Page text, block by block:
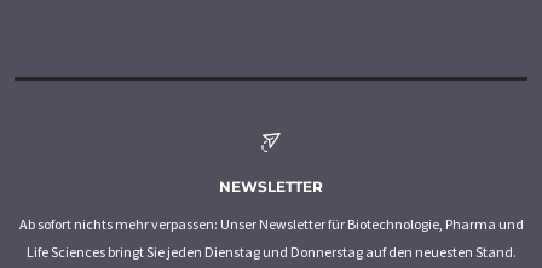
NEWSLETTER
Ab sofort nichts mehr verpassen: Unser Newsletter für Biotechnologie, Pharma und
Life Sciences bringt Sie jeden Dienstag und Donnerstag auf den neuesten Stand.